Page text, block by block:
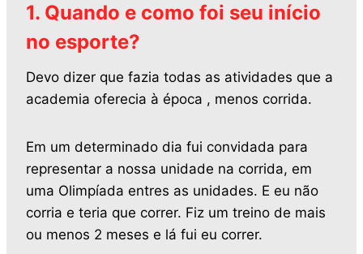
1. Quando e como foi seu início
no esporte?
Devo dizer que fazia todas as atividades que a
academia oferecia à época , menos corrida.
Em um determinado dia fui convidada para
representar a nossa unidade na corrida, em
uma Olimpíada entres as unidades. E eu não
corria e teria que correr. Fiz um treino de mais
ou menos 2 meses e lá fui eu correr.